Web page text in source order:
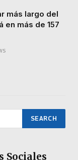
más largo del
en más de 157
Sociales